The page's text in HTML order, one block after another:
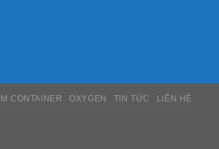
CONTAINER OXYGEN TIN TỨC LIÊN HỆ